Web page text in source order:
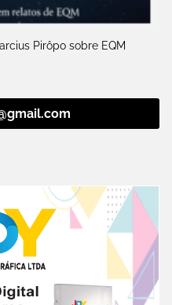
Pirôpo sobre EQM